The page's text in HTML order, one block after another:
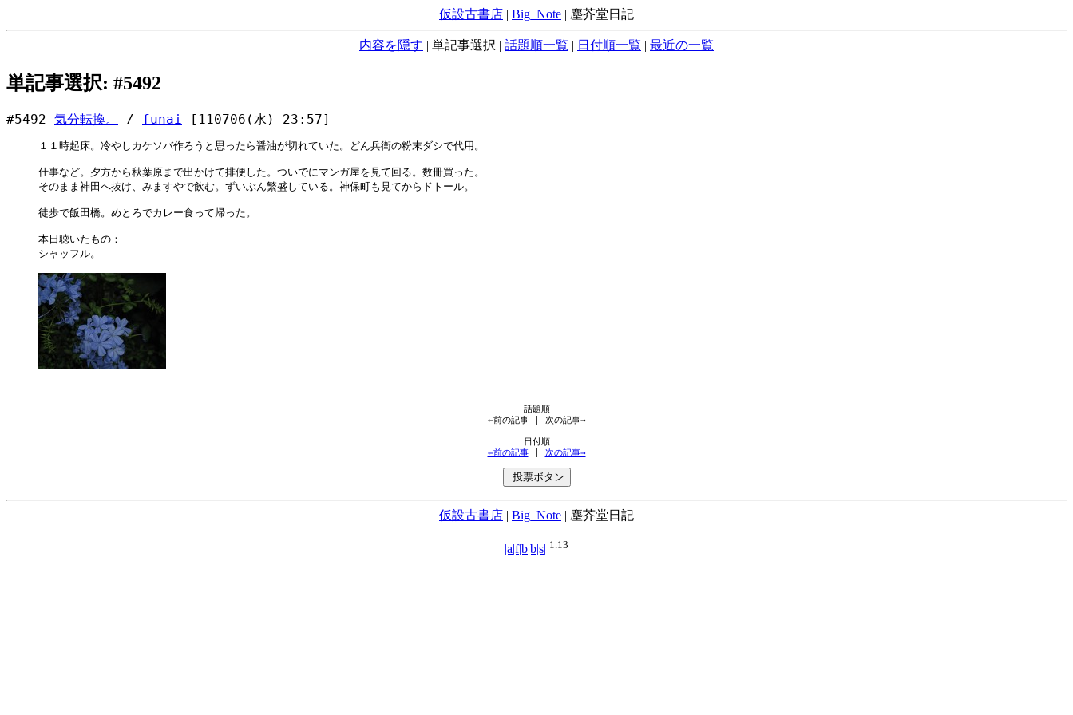
仮設古書店 | Big_Note | 塵芥堂日記
内容を隠す | 単記事選択 | 話題順一覧 | 日付順一覧 | 最近の一覧
単記事選択: #5492
#5492 気分転換。 / funai [110706(水) 23:57]
１１時起床。冷やしカケソバ作ろうと思ったら醤油が切れていた。どん兵衛の粉末ダシで代用。
仕事など。夕方から秋葉原まで出かけて排便した。ついでにマンガ屋を見て回る。数冊買った。
そのまま神田へ抜け、みますやで飲む。ずいぶん繁盛している。神保町も見てからドトール。
徒歩で飯田橋。めとろでカレー食って帰った。
本日聴いたもの：
シャッフル。
話題順
←前の記事 | 次の記事→
日付順
←前の記事 | 次の記事→
仮設古書店 | Big_Note | 塵芥堂日記
|a|f|b|b|s| 1.13